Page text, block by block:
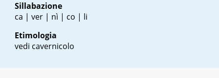
Sillabazione
ca | ver | nì | co | li
Etimologia
vedi cavernicolo